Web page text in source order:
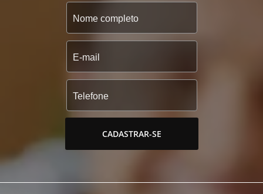
CADASTRAR-SE